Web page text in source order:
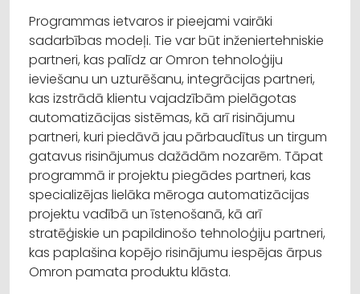
Programmas ietvaros ir pieejami vairāki
sadarbības modeļi. Tie var būt inženiertehniskie
partneri, kas palīdz ar Omron tehnoloģiju
ieviešanu un uzturēšanu, integrācijas partneri,
kas izstrādā klientu vajadzībām pielāgotas
automatizācijas sistēmas, kā arī risinājumu
partneri, kuri piedāvā jau pārbaudītus un tirgum
gatavus risinājumus dažādām nozarēm. Tāpat
programmā ir projektu piegādes partneri, kas
specializējas lielāka mēroga automatizācijas
projektu vadībā un īstenošanā, kā arī
stratēģiskie un papildinošo tehnoloģiju partneri,
kas paplašina kopējo risinājumu iespējas ārpus
Omron pamata produktu klāsta.